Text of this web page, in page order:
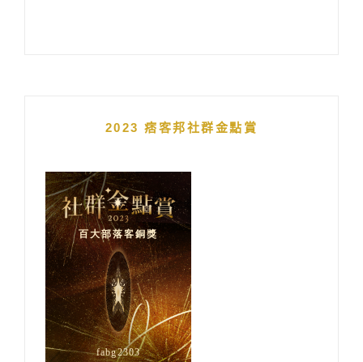
2023 痞客邦社群金點賞